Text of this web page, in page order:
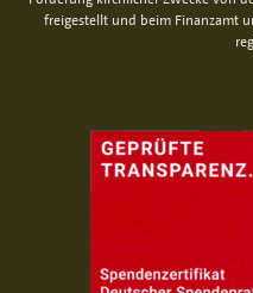
freigestellt und beim Finanzamt